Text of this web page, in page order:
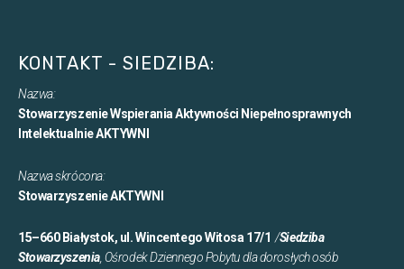
KONTAKT - SIEDZIBA:
Nazwa:
Stowarzyszenie Wspierania Aktywności Niepełnosprawnych
Intelektualnie AKTYWNI
Nazwa skrócona:
Stowarzyszenie AKTYWNI
15–660 Białystok, ul. Wincentego Witosa 17/1 /Siedziba
Stowarzyszenia, Ośrodek Dziennego Pobytu dla dorosłych osób